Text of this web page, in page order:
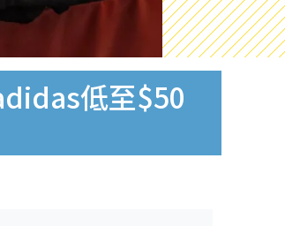
低至$50